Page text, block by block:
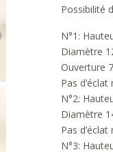
Possibilité
N°1:
Diamètre
Ouverture
Pas d’éclat
N°2:
Diamètre
Pas d’éclat
N°3: